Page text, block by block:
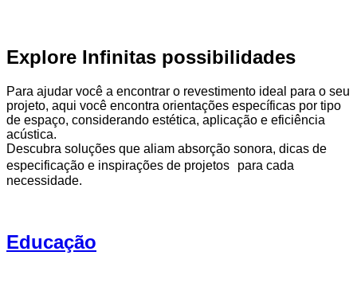
Explore Infinitas possibilidades
Para ajudar você a encontrar o revestimento ideal para o seu
projeto, aqui você encontra orientações específicas por tipo
de espaço, considerando estética, aplicação e eficiência
acústica.
Descubra soluções que aliam absorção sonora, dicas de
especificação e inspirações de projetos para cada
necessidade.
Educação